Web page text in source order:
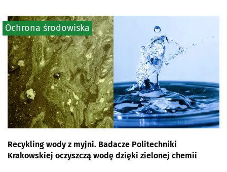
Recykling wody z myjni. Badacze Politechniki
Krakowskiej oczyszczą wodę dzięki zielonej chemii
Ochrona środowiska